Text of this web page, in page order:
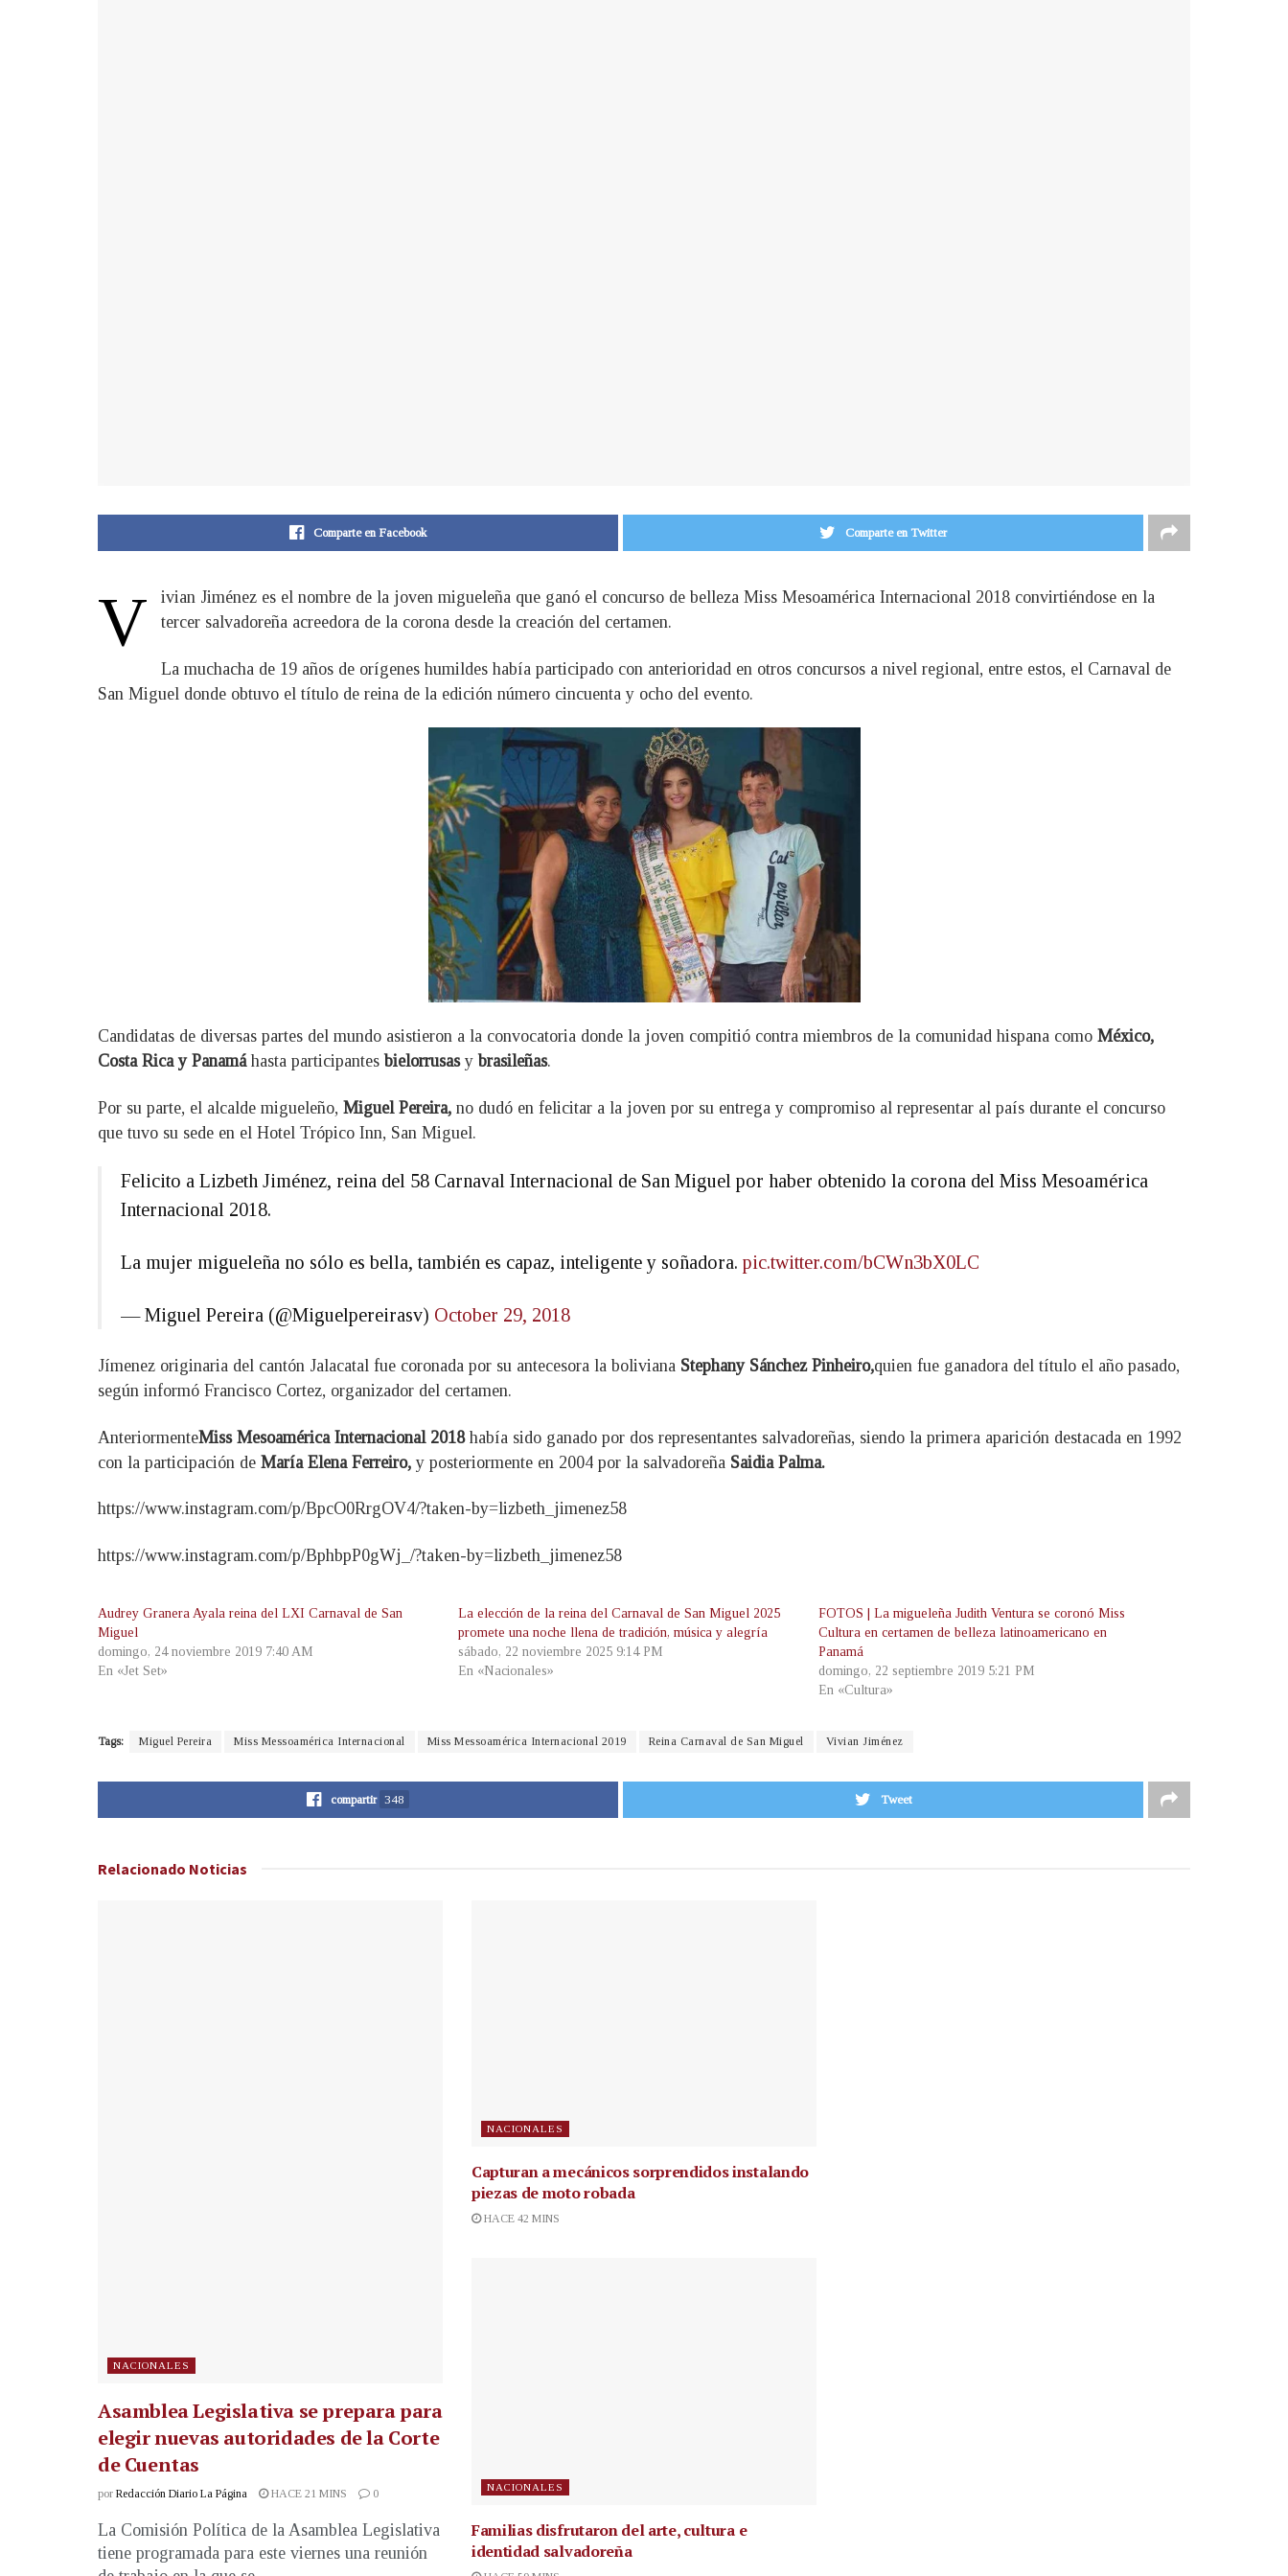
Comparte en Facebook Comparte en Twitter
V
ivian Jiménez es el nombre de la joven migueleña que ganó el concurso de belleza Miss Mesoamérica Internacional 2018 convirtiéndose en la
tercer salvadoreña acreedora de la corona desde la creación del certamen.
La muchacha de 19 años de orígenes humildes había participado con anterioridad en otros concursos a nivel regional, entre estos, el Carnaval de
San Miguel donde obtuvo el título de reina de la edición número cincuenta y ocho del evento.
Candidatas de diversas partes del mundo asistieron a la convocatoria donde la joven compitió contra miembros de la comunidad hispana como México,
Costa Rica y Panamáhasta participantes bielorrusasy brasileñas.
Por su parte, el alcalde migueleño, Miguel Pereira, no dudó en felicitar a la joven por su entrega y compromiso al representar al país durante el concurso
que tuvo su sede en el Hotel Trópico Inn, San Miguel.
Felicito a Lizbeth Jiménez, reina del 58 Carnaval Internacional de San Miguel por haber obtenido la corona del Miss Mesoamérica
Internacional 2018.
La mujer migueleña no sólo es bella, también es capaz, inteligente y soñadora. pic.twitter.com/bCWn3bX0LC
— Miguel Pereira (@Miguelpereirasv) October 29, 2018
Jímenez originaria del cantón Jalacatal fue coronada por su antecesora la boliviana Stephany Sánchez Pinheiro,quien fue ganadora del título el año pasado,
según informó Francisco Cortez, organizador del certamen.
AnteriormenteMiss Mesoamérica Internacional 2018había sido ganado por dos representantes salvadoreñas, siendo la primera aparición destacada en 1992
con la participación de María Elena Ferreiro, y posteriormente en 2004 por la salvadoreña Saidia Palma.
https://www.instagram.com/p/BpcO0RrgOV4/?taken-by=lizbeth_jimenez58
https://www.instagram.com/p/BphbpP0gWj_/?taken-by=lizbeth_jimenez58
Audrey Granera Ayala reina del LXI Carnaval de San
Miguel
domingo, 24 noviembre 2019 7:40 AM
En «Jet Set»
La elección de la reina del Carnaval de San Miguel 2025
promete una noche llena de tradición, música y alegría
sábado, 22 noviembre 2025 9:14 PM
En «Nacionales»
FOTOS | La migueleña Judith Ventura se coronó Miss
Cultura en certamen de belleza latinoamericano en
Panamá
domingo, 22 septiembre 2019 5:21 PM
En «Cultura»
Tags: Miguel Pereira Miss Messoamérica Internacional Miss Messoamérica Internacional 2019 Reina Carnaval de San Miguel Vivian Jiménez
compartir 348 Tweet
Relacionado Noticias
NACIONALES
Asamblea Legislativa se prepara para
elegir nuevas autoridades de la Corte
de Cuentas
por Redacción Diario La Página HACE 21 MINS 0
La Comisión Política de la Asamblea Legislativa
tiene programada para este viernes una reunión
NACIONALES
Capturan a mecánicos sorprendidos instalando
piezas de moto robada
HACE 42 MINS
NACIONALES
Familias disfrutaron del arte, cultura e
identidad salvadoreña